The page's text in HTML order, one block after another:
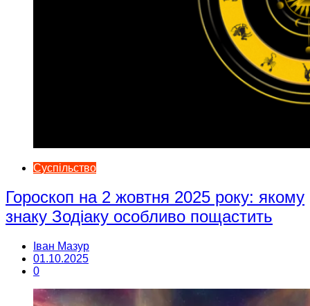
Суспільство
Гороскоп на 2 жовтня 2025 року: якому
знаку Зодіаку особливо пощастить
Іван Мазур
01.10.2025
0